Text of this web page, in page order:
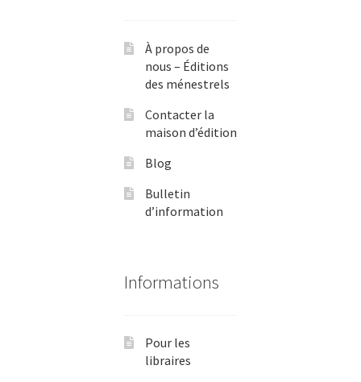
À propos de
nous – Éditions
des ménestrels
Contacter la
maison d’édition
Blog
Bulletin
d’information
Informations
Pour les
libraires